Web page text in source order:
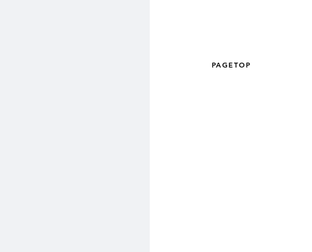
PAGETOP